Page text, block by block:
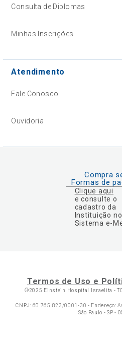
Consulta de Diplomas
Minhas Inscrições
Atendimento
Fale Conosco
Ouvidoria
Compra
Formas de
Clique aqui
e consulte o
cadastro da
Instituição no
Sistema e-
Termos de Uso e
©2025 Einstein Hospital Israelita -
CNPJ: 60.765.823/0001-30 - Endereço:
São Paulo - SP -